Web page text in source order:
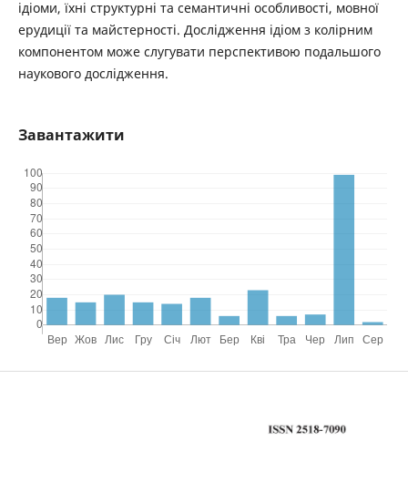
ідіоми, їхні структурні та семантичні особливості, мовної
ерудиції та майстерності. Дослідження ідіом з колірним
компонентом може слугувати перспективою подальшого
наукового дослідження.
Завантажити